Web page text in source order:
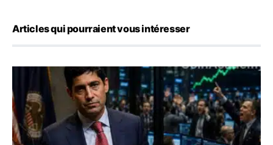
Articles qui pourraient vous intéresser
Emploi américain : 23 000 postes détruits en juillet, les